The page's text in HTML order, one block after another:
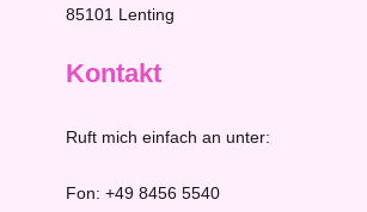
85101 Lenting
Kontakt
Ruft mich einfach an unter:
Fon: +49 8456 5540